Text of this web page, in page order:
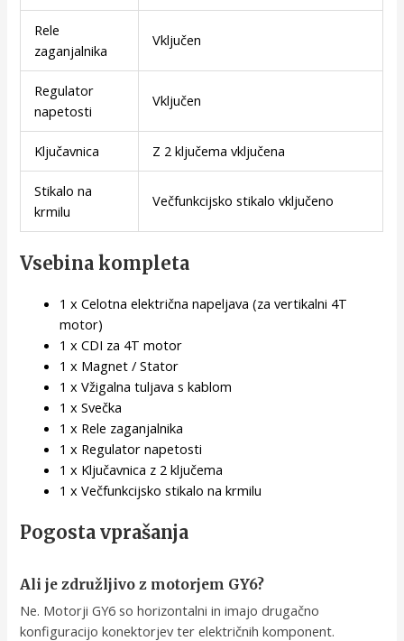
Rele
zaganjalnika
Vključen
Regulator
napetosti
Vključen
Ključavnica Z 2 ključema vključena
Stikalo na
krmilu
Večfunkcijsko stikalo vključeno
Vsebina kompleta
1 x Celotna električna napeljava (za vertikalni 4T
motor)
1 x CDI za 4T motor
1 x Magnet / Stator
1 x Vžigalna tuljava s kablom
1 x Svečka
1 x Rele zaganjalnika
1 x Regulator napetosti
1 x Ključavnica z 2 ključema
1 x Večfunkcijsko stikalo na krmilu
Pogosta vprašanja
Ali je združljivo z motorjem GY6?
Ne. Motorji GY6 so horizontalni in imajo drugačno
konfiguracijo konektorjev ter električnih komponent.